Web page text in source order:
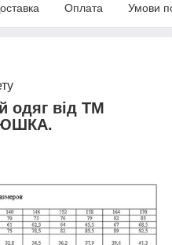
Оплата Умови
одяг від ТМ